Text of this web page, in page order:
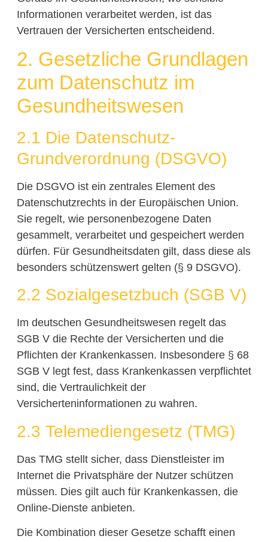
Informationen verarbeitet werden, ist das
Vertrauen der Versicherten entscheidend.
2. Gesetzliche Grundlagen
zum Datenschutz im
Gesundheitswesen
2.1 Die Datenschutz-
Grundverordnung (DSGVO)
Die DSGVO ist ein zentrales Element des
Datenschutzrechts in der Europäischen Union.
Sie regelt, wie personenbezogene Daten
gesammelt, verarbeitet und gespeichert werden
dürfen. Für Gesundheitsdaten gilt, dass diese als
besonders schützenswert gelten (§ 9 DSGVO).
2.2 Sozialgesetzbuch (SGB V)
Im deutschen Gesundheitswesen regelt das
SGB V die Rechte der Versicherten und die
Pflichten der Krankenkassen. Insbesondere § 68
SGB V legt fest, dass Krankenkassen verpflichtet
sind, die Vertraulichkeit der
Versicherteninformationen zu wahren.
2.3 Telemediengesetz (TMG)
Das TMG stellt sicher, dass Dienstleister im
Internet die Privatsphäre der Nutzer schützen
müssen. Dies gilt auch für Krankenkassen, die
Online-Dienste anbieten.
Die Kombination dieser Gesetze schafft einen